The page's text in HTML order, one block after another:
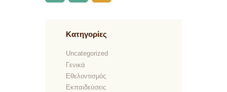
Kατηγορίες
Uncategorized
Γενικά
Εθελοντισμός
Εκπαιδεύσεις